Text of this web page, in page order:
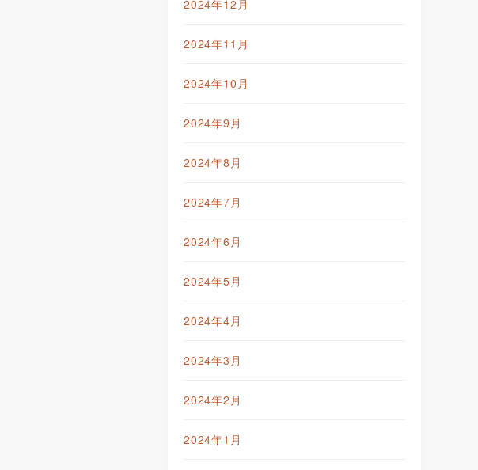
2024年12月
2024年11月
2024年10月
2024年9月
2024年8月
2024年7月
2024年6月
2024年5月
2024年4月
2024年3月
2024年2月
2024年1月